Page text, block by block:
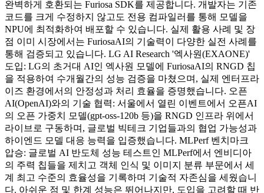
완벽하게 호환되는 Furiosa SDK를 제공합니다. 개발자는 기존
코드를 크게 수정하지 않고도 전용 컴파일러를 통해 모델을
NPU에 최적화하여 배포할 수 있습니다. 실제 활용 사례 및 장
점 이미 시장에서는 FuriosaAI의 기술력이 다양한 실전 사례를
통해 검증되고 있습니다. LG AI Research '엑사원(EXAONE)'
도입: LG의 초거대 AI인 엑사원 모델에 FuriosaAI의 RNGD 칩
을 적용하여 수개월간의 성능 검증을 마쳤으며, 실제 엔터프라
이즈 환경에서의 안정성과 처리 효율을 증명했습니다. 오픈
AI(OpenAI)와의 기술 협력: 서울에서 열린 이벤트에서 오픈AI
의 오픈 가중치 모델(gpt-oss-120b 등)을 RNGD 인프라 위에서
라이브로 구동하며, 글로벌 빅테크 기업들과의 협업 가능성과
하이엔드 모델 대응 능력을 입증했습니다. MLPerf 벤치마크
압승: 글로벌 AI 반도체 성능 테스트인 MLPerf에서 엔비디아
의 주력 칩들을 제치고 객체 인식 및 이미지 분류 부문에서 세
계 최고 수준의 효율성을 기록하며 기술적 자존심을 세웠습니
다. 아쉬운 점 및 한계 성능은 뛰어나지만, 도입을 고려할 때 반